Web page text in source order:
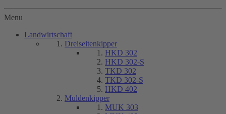
Menu
Landwirtschaft
Dreiseitenkipper
HKD 302
HKD 302-S
TKD 302
TKD 302-S
HKD 402
Muldenkipper
MUK 303